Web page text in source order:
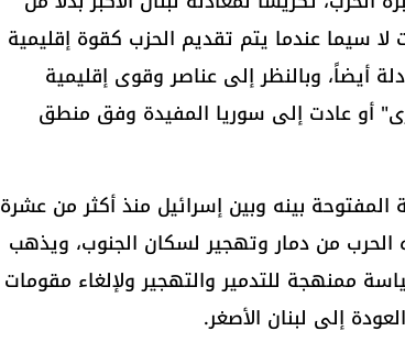
لا سيما عندما يتم تقديم الحزب كقوة إقليمية
أيضاً، وبالنظر إلى عناصر وقوى إقليمية
أو عادت إلى سوريا المفيدة وفق منطق
بينه وبين إسرائيل منذ أكثر من عشرة
الحرب من دمار وتهجير لسكان الجنوب، ويذهب
ممنهجة للتدمير والتهجير ولإلغاء مقومات